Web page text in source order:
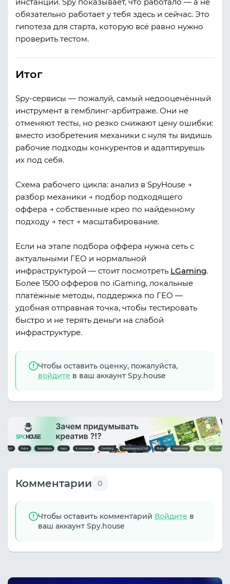
обязательно работает у тебя здесь и сейчас. Это
гипотеза для старта, которую всё равно нужно
проверить тестом.
Итог
Spy-сервисы — пожалуй, самый недооценённый
инструмент в гемблинг-арбитраже. Они не
отменяют тесты, но резко снижают цену ошибки:
вместо изобретения механики с нуля ты видишь
рабочие подходы конкурентов и адаптируешь
их под себя.
Схема рабочего цикла: анализ в SpyHouse →
разбор механики → подбор подходящего
оффера → собственные крео по найденному
подходу → тест → масштабирование.
Если на этапе подбора оффера нужна сеть с
актуальными ГЕО и нормальной
инфраструктурой — стоит посмотреть LGaming.
Более 1500 офферов по iGaming, локальные
платёжные методы, поддержка по ГЕО —
удобная отправная точка, чтобы тестировать
быстро и не терять деньги на слабой
инфраструктуре.
Чтобы оставить оценку, пожалуйста,
войдите в ваш аккаунт Spy.house
Комментарии 0
Чтобы оставить комментарий Войдите в
ваш аккаунт Spy.house